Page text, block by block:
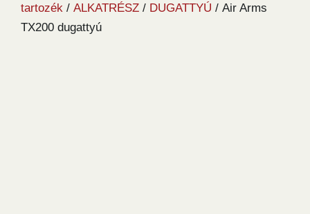
tartozék / ALKATRÉSZ / DUGATTYÚ / Air Arms
TX200 dugattyú